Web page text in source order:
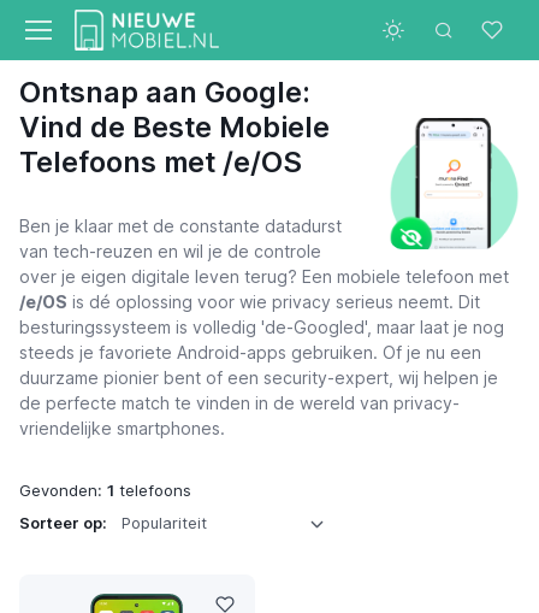
Ontsnap aan Google:
Vind de Beste Mobiele
Telefoons met /e/OS
Ben je klaar met de constante datadurst
van tech-reuzen en wil je de controle
over je eigen digitale leven terug? Een mobiele telefoon met
/e/OS is dé oplossing voor wie privacy serieus neemt. Dit
besturingssysteem is volledig 'de-Googled', maar laat je nog
steeds je favoriete Android-apps gebruiken. Of je nu een
duurzame pionier bent of een security-expert, wij helpen je
de perfecte match te vinden in de wereld van privacy-
vriendelijke smartphones.
Gevonden: 1 telefoons
Sorteer op: